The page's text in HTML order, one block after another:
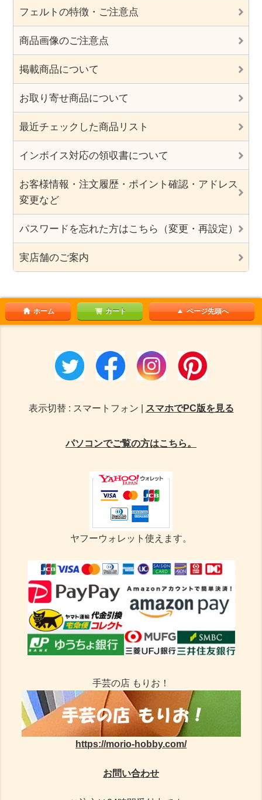
フェルトの特徴・ご注意点
商品画像のご注意点
掲載商品について
お取り寄せ商品について
最近チェックした商品リスト
インボイス対応の領収書について
お客様情報・注文履歴・ポイント確認・アドレス
変更など
パスワードを忘れた方はこちら（変更・再設定）
実店舗のご案内
ホーム カート ページ先頭へ
表示切替 : スマートフォン | スマホでPC版を見る
パソコンでご覧の方はこちら。
ヤフーウォレット使えます。
手芸の店 もりお！
https://morio-hobby.com/
お問い合わせ